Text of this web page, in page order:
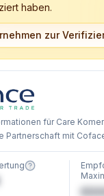
haben.
zur
für Care
Partnerschaft mit